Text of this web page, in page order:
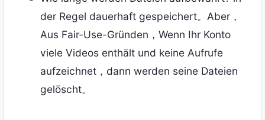
der Regel dauerhaft gespeichert。Aber，
Aus Fair-Use-Gründen，Wenn Ihr Konto
viele Videos enthält und keine Aufrufe
aufzeichnet，dann werden seine Dateien
gelöscht。